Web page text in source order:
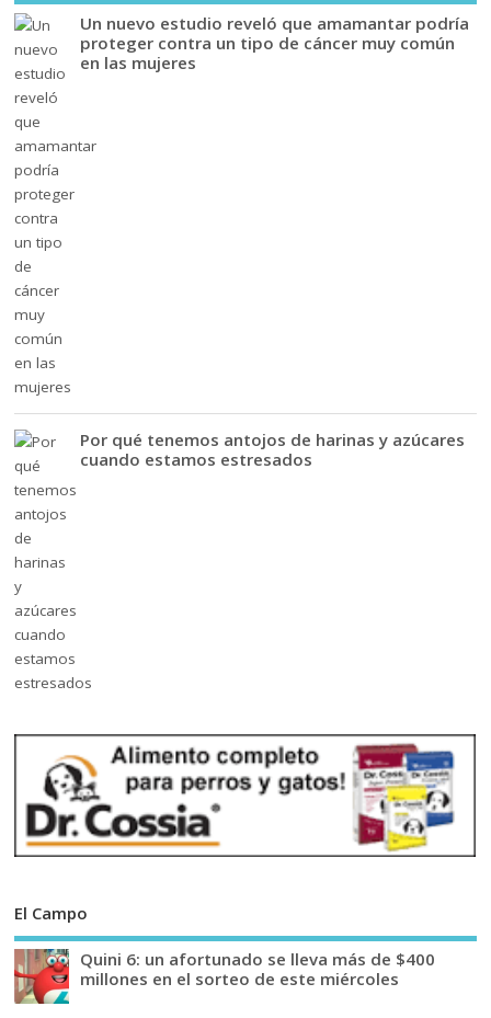
Un nuevo estudio reveló que amamantar podría
proteger contra un tipo de cáncer muy común
en las mujeres
Por qué tenemos antojos de harinas y azúcares
cuando estamos estresados
El Campo
Quini 6: un afortunado se lleva más de $400
millones en el sorteo de este miércoles